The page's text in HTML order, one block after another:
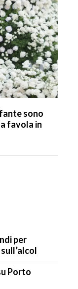
sono
favola in
per
Porto